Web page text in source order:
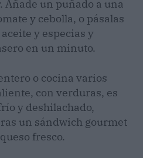
Añade un puñado a una
y cebolla, o pásalas
y especias y
en un minuto.
o cocina varios
con verduras, es
y deshilachado,
un sándwich gourmet
fresco.